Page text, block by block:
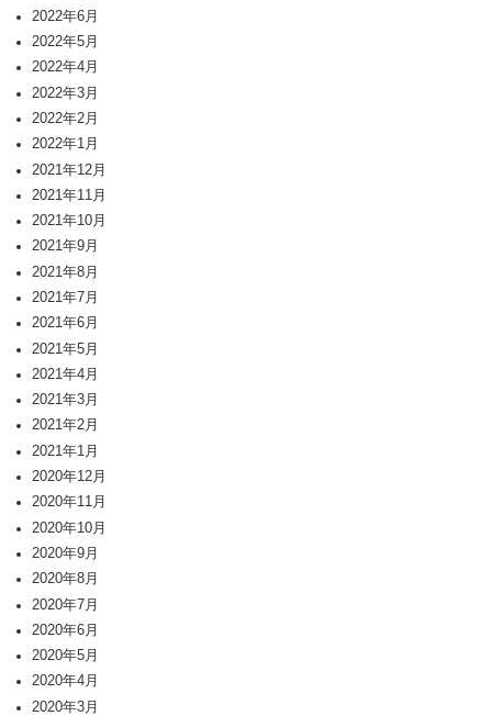
2022年6月
2022年5月
2022年4月
2022年3月
2022年2月
2022年1月
2021年12月
2021年11月
2021年10月
2021年9月
2021年8月
2021年7月
2021年6月
2021年5月
2021年4月
2021年3月
2021年2月
2021年1月
2020年12月
2020年11月
2020年10月
2020年9月
2020年8月
2020年7月
2020年6月
2020年5月
2020年4月
2020年3月